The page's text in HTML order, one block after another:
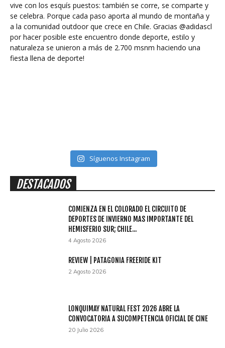
Síguenos Instagram
DESTACADOS
COMIENZA EN EL COLORADO EL CIRCUITO DE
DEPORTES DE INVIERNO MAS IMPORTANTE DEL
HEMISFERIO SUR; CHILE...
4 Agosto 2026
REVIEW | PATAGONIA FREERIDE KIT
2 Agosto 2026
LONQUIMAY NATURAL FEST 2026 ABRE LA
CONVOCATORIA A SUCOMPETENCIA OFICIAL DE CINE
20 Julio 2026